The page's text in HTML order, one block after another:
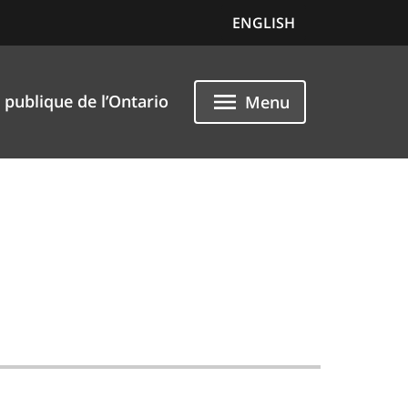
ENGLISH
de l’Ontario Menu